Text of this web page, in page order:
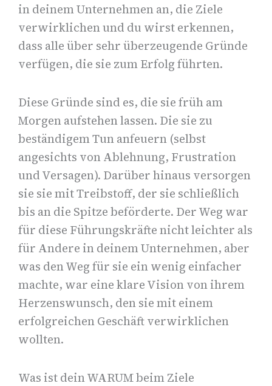
in deinem Unternehmen an, die Ziele
verwirklichen und du wirst erkennen,
dass alle über sehr überzeugende Gründe
verfügen, die sie zum Erfolg führten.
Diese Gründe sind es, die sie früh am
Morgen aufstehen lassen. Die sie zu
beständigem Tun anfeuern (selbst
angesichts von Ablehnung, Frustration
und Versagen). Darüber hinaus versorgen
sie sie mit Treibstoff, der sie schließlich
bis an die Spitze beförderte. Der Weg war
für diese Führungskräfte nicht leichter als
für Andere in deinem Unternehmen, aber
was den Weg für sie ein wenig einfacher
machte, war eine klare Vision von ihrem
Herzenswunsch, den sie mit einem
erfolgreichen Geschäft verwirklichen
wollten.
Was ist dein WARUM beim Ziele